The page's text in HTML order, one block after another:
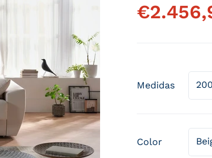
multimedia 1 en vista de galería
€
Medidas
Color